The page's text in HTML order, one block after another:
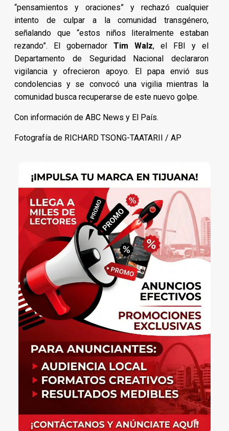
“pensamientos y oraciones” y rechazó cualquier
intento de culpar a la comunidad transgénero,
señalando que “estos niños literalmente estaban
rezando”. El gobernadorTim Walz, el FBI y el
Departamento de Seguridad Nacional declararon
vigilancia y ofrecieron apoyo. El papa envió sus
condolencias y se convocó una vigilia mientras la
comunidad busca recuperarse de este nuevo golpe.
Con información de ABC News y El País.
Fotografía de RICHARD TSONG-TAATARII / AP